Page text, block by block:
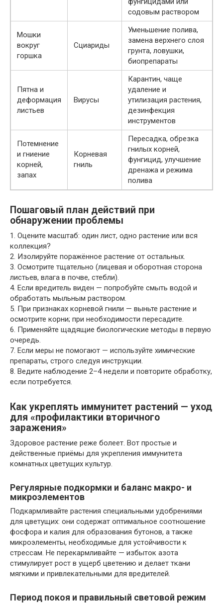
содовым раствором
Мошки
вокруг
горшка
Сциариды
Уменьшение полива,
замена верхнего слоя
грунта, ловушки,
биопрепараты
Пятна и
деформация
листьев
Вирусы
Карантин, чаще
удаление и
утилизация растения,
дезинфекция
инструментов
Потемнение
и гниение
корней,
запах
Корневая
гниль
Пересадка, обрезка
гнилых корней,
фунгицид, улучшение
дренажа и режима
полива
Пошаговый план действий при
обнаружении проблемы
1. Оцените масштаб: один лист, одно растение или вся
коллекция?
2. Изолируйте поражённое растение от остальных.
3. Осмотрите тщательно (лицевая и оборотная сторона
листьев, влага в почве, стебли).
4. Если вредитель виден — попробуйте смыть водой и
обработать мыльным раствором.
5. При признаках корневой гнили — выньте растение и
осмотрите корни; при необходимости пересадите.
6. Применяйте щадящие биологические методы в первую
очередь.
7. Если меры не помогают — используйте химические
препараты, строго следуя инструкции.
8. Ведите наблюдение 2–4 недели и повторите обработку,
если потребуется.
Как укреплять иммунитет растений — уход
для «профилактики вторичного
заражения»
Здоровое растение реже болеет. Вот простые и
действенные приёмы для укрепления иммунитета
комнатных цветущих культур.
Регулярные подкормки и баланс макро- и
микроэлементов
Подкармливайте растения специальными удобрениями
для цветущих: они содержат оптимальное соотношение
фосфора и калия для образования бутонов, а также
микроэлементы, необходимые для устойчивости к
стрессам. Не перекармливайте — избыток азота
стимулирует рост в ущерб цветению и делает ткани
мягкими и привлекательными для вредителей.
Период покоя и правильный световой режим